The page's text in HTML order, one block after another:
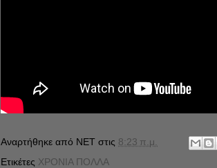
Αναρτήθηκε από NET στις 8:23 π.μ.
Ετικέτες ΧΡΟΝΙΑ ΠΟΛΛΑ